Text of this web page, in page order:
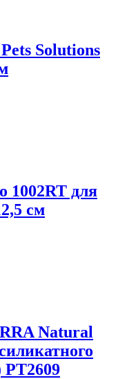
Solutions
1002RT для
см
Natural
PT2609